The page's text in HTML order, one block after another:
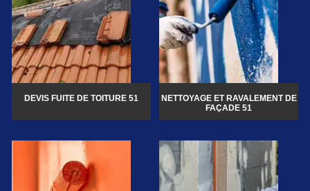
DEVIS FUITE DE TOITURE 51
NETTOYAGE ET RAVALEMENT DE
FAÇADE 51